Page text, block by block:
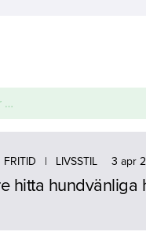
FRITID | LIVSSTIL 3 apr
hitta hundvänliga